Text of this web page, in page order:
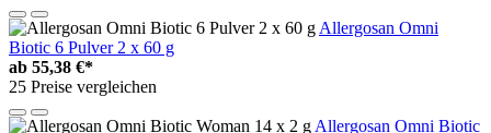
Allergosan Omni
Biotic 6 Pulver 2 x 60 g
ab 55,38 €*
25 Preise vergleichen
Allergosan Omni Biotic